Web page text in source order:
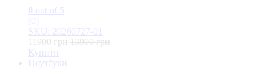
0 out of 5
(0)
SKU: 20260727-01
11900
грн 13900грн
Купити
Ноутбуки